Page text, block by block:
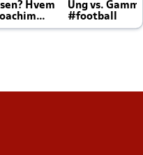
Hvem
Ung vs.
#football